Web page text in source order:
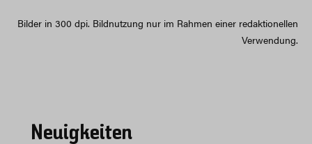
Bilder in 300 dpi. Bildnutzung nur im Rahmen einer redaktionellen
Verwendung.
Neuigkeiten